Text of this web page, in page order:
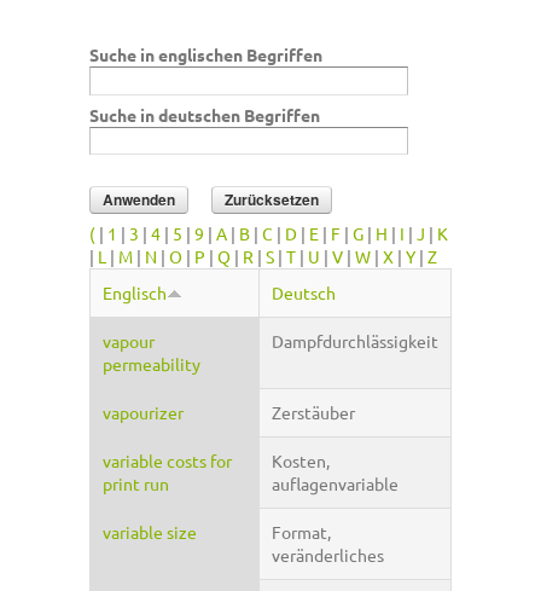
Suche in englischen Begriffen
Suche in deutschen Begriffen
( | 1 | 3 | 4 | 5 | 9 | A | B | C | D | E | F | G | H | I | J | K
| L | M | N | O | P | Q | R | S | T | U | V | W | X | Y | Z
Englisch
Deutsch
vapour
permeability
Dampfdurchlässigkeit
vapourizer Zerstäuber
variable costs for
print run
Kosten,
auflagenvariable
variable size
Format,
veränderliches